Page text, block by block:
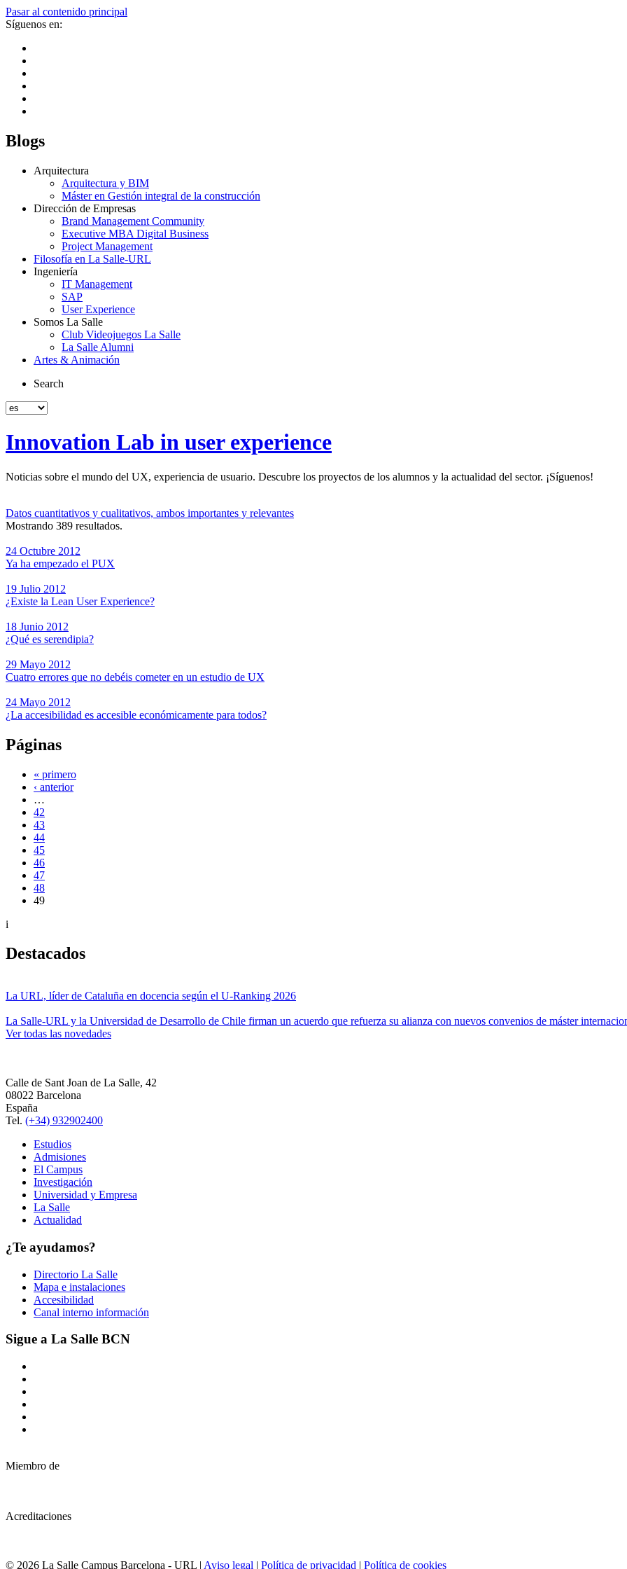
Pasar al contenido principal
Síguenos en:
Blogs
Arquitectura
Arquitectura y BIM
Máster en Gestión integral de la construcción
Dirección de Empresas
Brand Management Community
Executive MBA Digital Business
Project Management
Filosofía en La Salle-URL
Ingeniería
IT Management
SAP
User Experience
Somos La Salle
Club Videojuegos La Salle
La Salle Alumni
Artes & Animación
Search
Innovation Lab in user experience
Noticias sobre el mundo del UX, experiencia de usuario. Descubre los proyectos de los alumnos y la actualidad del sector. ¡Síguenos!
Datos cuantitativos y cualitativos, ambos importantes y relevantes
Mostrando 389 resultados.
24 Octubre 2012
Ya ha empezado el PUX
19 Julio 2012
¿Existe la Lean User Experience?
18 Junio 2012
¿Qué es serendipia?
29 Mayo 2012
Cuatro errores que no debéis cometer en un estudio de UX
24 Mayo 2012
¿La accesibilidad es accesible económicamente para todos?
Páginas
« primero
‹ anterior
…
42
43
44
45
46
47
48
49
i
Destacados
La URL, líder de Cataluña en docencia según el U-Ranking 2026
La Salle-URL y la Universidad de Desarrollo de Chile firman un acuerdo que refuerza su alianza con nuevos convenios de máster
Ver todas las novedades
Calle de Sant Joan de La Salle, 42
08022 Barcelona
España
Tel. (+34) 932902400
Estudios
Admisiones
El Campus
Investigación
Universidad y Empresa
La Salle
Actualidad
¿Te ayudamos?
Directorio La Salle
Mapa e instalaciones
Accesibilidad
Canal interno información
Sigue a La Salle BCN
Miembro de
Acreditaciones
© 2026 La Salle Campus Barcelona - URL | Aviso legal | Política de privacidad | Política de cookies